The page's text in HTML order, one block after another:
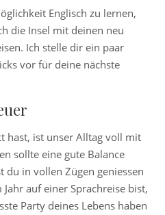
Englisch zu lernen,
die Insel mit deinen neu
Ich stelle dir ein paar
vor für deine nächste
hast, ist unser Alltag voll mit
sollte eine gute Balance
du in vollen Zügen geniessen
auf einer Sprachreise bist,
Party deines Lebens haben